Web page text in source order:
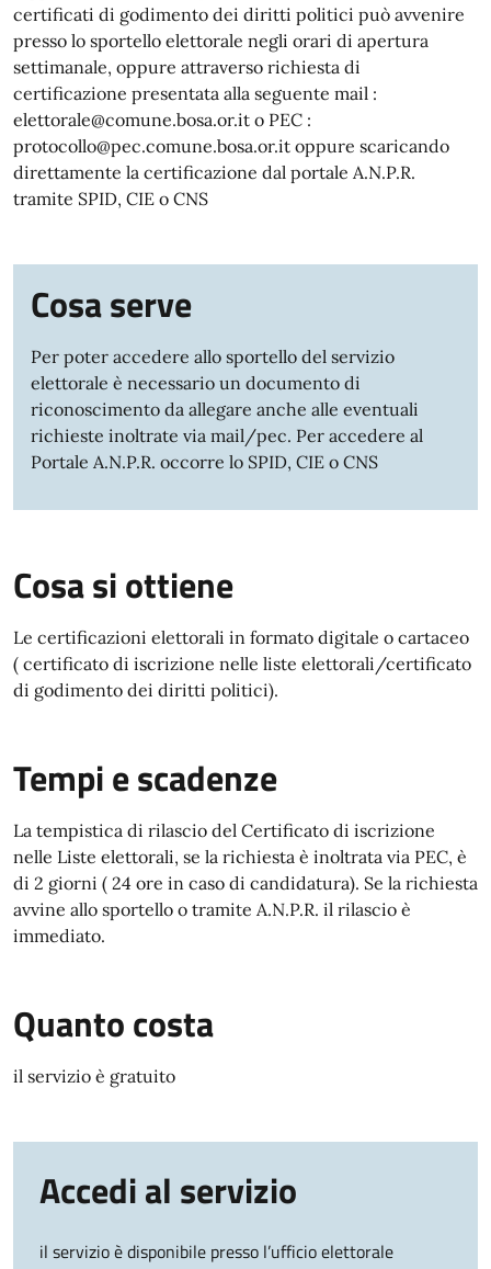
certificati di godimento dei diritti politici può avvenire
presso lo sportello elettorale negli orari di apertura
settimanale, oppure attraverso richiesta di
certificazione presentata alla seguente mail :
elettorale@comune.bosa.or.it o PEC :
protocollo@pec.comune.bosa.or.it oppure scaricando
direttamente la certificazione dal portale A.N.P.R.
tramite SPID, CIE o CNS
Cosa serve
Per poter accedere allo sportello del servizio
elettorale è necessario un documento di
riconoscimento da allegare anche alle eventuali
richieste inoltrate via mail/pec. Per accedere al
Portale A.N.P.R. occorre lo SPID, CIE o CNS
Cosa si ottiene
Le certificazioni elettorali in formato digitale o cartaceo
( certificato di iscrizione nelle liste elettorali/certificato
di godimento dei diritti politici).
Tempi e scadenze
La tempistica di rilascio del Certificato di iscrizione
nelle Liste elettorali, se la richiesta è inoltrata via PEC, è
di 2 giorni ( 24 ore in caso di candidatura). Se la richiesta
avvine allo sportello o tramite A.N.P.R. il rilascio è
immediato.
Quanto costa
il servizio è gratuito
Accedi al servizio
il servizio è disponibile presso l’ufficio elettorale